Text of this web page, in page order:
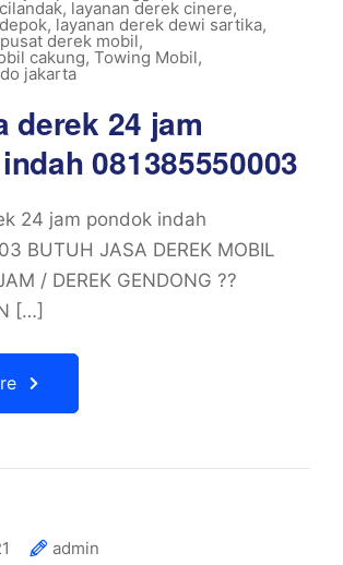
, layanan derek cinere,
, layanan derek dewi sartika,
pusat derek mobil,
cakung, Towing Mobil,
jakarta
derek 24 jam
081385550003
24 jam pondok indah
BUTUH JASA DEREK MOBIL
/ DEREK GENDONG ??
[…]
admin